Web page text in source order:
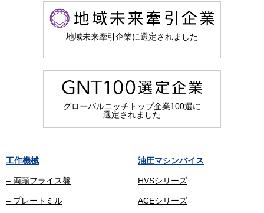
地域未来牽引企業に選定されました
グローバルニッチトップ企業100選に
選定されました
工作機械
– 両頭フライス盤
– プレートミル
油圧マシンバイス
HVSシリーズ
ACEシリーズ